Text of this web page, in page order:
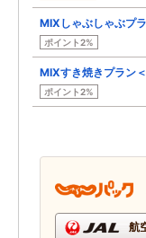
MIXしゃぶしゃぶプ
ポイント2%
MIXすき焼きプラン
ポイント2%
航